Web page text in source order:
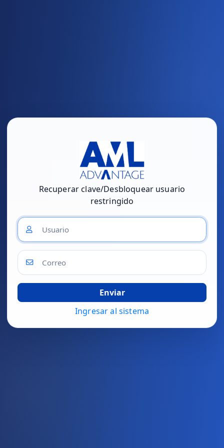
Recuperar clave/Desbloquear usuario
restringido
Ingresar al sistema